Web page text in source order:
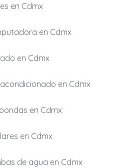
en Cdmx
en Cdmx
en Cdmx
en Cdmx
en Cdmx
en Cdmx
de agua en Cdmx